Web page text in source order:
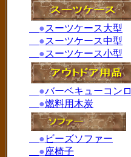
●スーツケース大型
●スーツケース中型
●スーツケース小型
●バーベキューコンロ
●燃料用木炭
● ビーズソファー
●座椅子